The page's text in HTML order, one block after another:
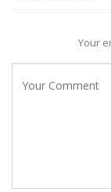
Your